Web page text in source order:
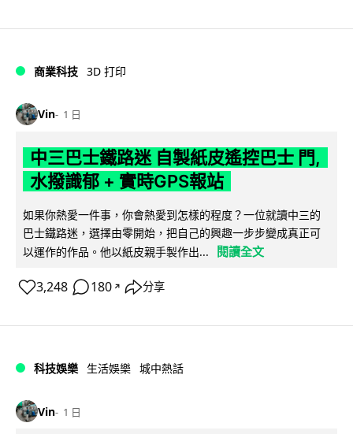
商業科技 3D 打印
Vin 1 日
中三巴士鐵路迷 自製紙皮遙控巴士 門,
水撥識郁 + 實時GPS報站
如果你熱愛一件事，你會熱愛到怎樣的程度？一位就讀中三的
巴士鐵路迷，選擇由零開始，把自己的興趣一步步變成真正可
以運作的作品。他以紙皮親手製作出...
閱讀全文
3,248 180 ↗ 分享
科技娛樂 生活娛樂 城中熱話
Vin 1 日